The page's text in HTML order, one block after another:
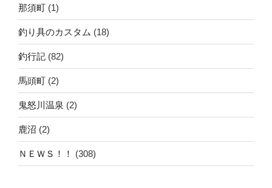
那須町 (1)
釣り具のカスタム (18)
釣行記 (82)
馬頭町 (2)
鬼怒川温泉 (2)
鹿沼 (2)
ＮＥＷＳ！！ (308)